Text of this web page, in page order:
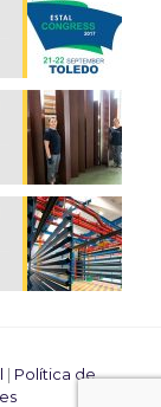
| Política de